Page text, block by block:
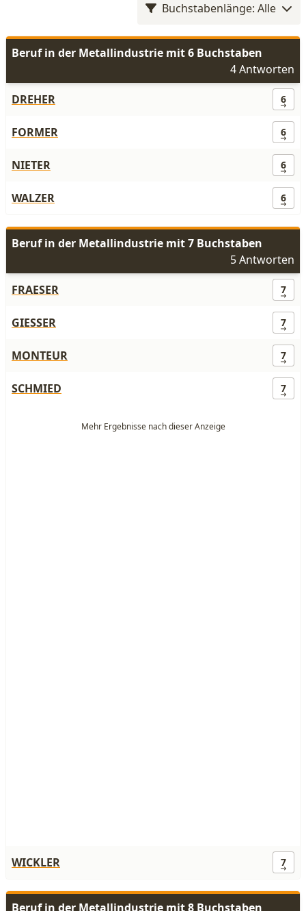
Buchstabenlänge: Alle
Beruf in der Metallindustrie mit 6 Buchstaben
4 Antworten
DREHER
6
FORMER 6
NIETER 6
WALZER 6
Beruf in der Metallindustrie mit 7 Buchstaben
5 Antworten
FRAESER
7
GIESSER 7
MONTEUR 7
SCHMIED 7
WICKLER 7
Beruf in der Metallindustrie mit 8 Buchstaben